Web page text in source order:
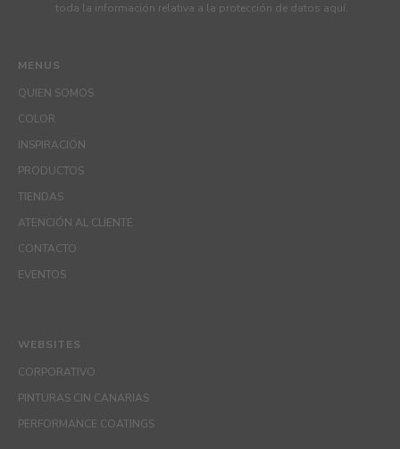
MENUS
QUIEN SOMOS
COLOR
INSPIRACIÓN
PRODUCTOS
TIENDAS
ATENCIÓN AL CLIENTE
CONTACTO
EVENTOS
toda la información relativa a la protección de datos aquí.
WEBSITES
CORPORATIVO
PINTURAS CIN CANARIAS
PERFORMANCE COATINGS